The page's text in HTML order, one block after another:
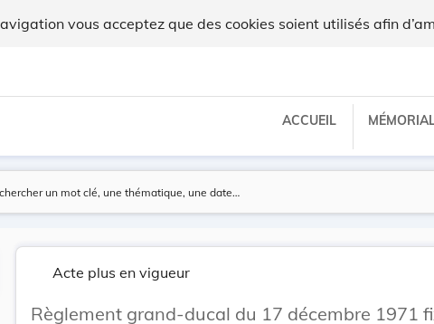
vous acceptez que des cookies soient utilisés afin
ACCUEIL
Acte plus en vigueur
Règlement grand-ducal du 17 décembre 1971